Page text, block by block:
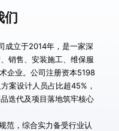
们
销售、安装施工、维保服
企业。公司注册资本5198
案设计人员占比超45%，
迭代及项目落地筑牢核心